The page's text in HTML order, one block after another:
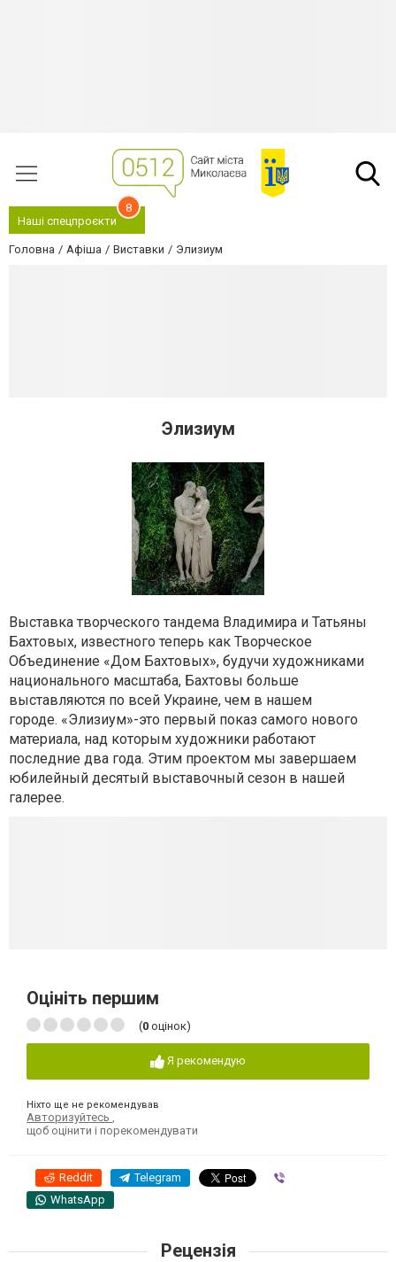
Наші спецпроєкти
8
Головна Афіша Виставки Элизиум
Элизиум
Выставка творческого тандема Владимира и Татьяны
Бахтовых, известного теперь как Творческое
Объединение «Дом Бахтовых», будучи художниками
национального масштаба, Бахтовы больше
выставляются по всей Украине, чем в нашем
городе. «Элизиум»-это первый показ самого нового
материала, над которым художники работают
последние два года. Этим проектом мы завершаем
юбилейный десятый выставочный сезон в нашей
галерее.
Оцініть першим
(0 оцінок)
Я рекомендую
Ніхто ще не рекомендував
Авторизуйтесь
щоб оцінити і порекомендувати
Reddit Telegram
WhatsApp
Рецензія